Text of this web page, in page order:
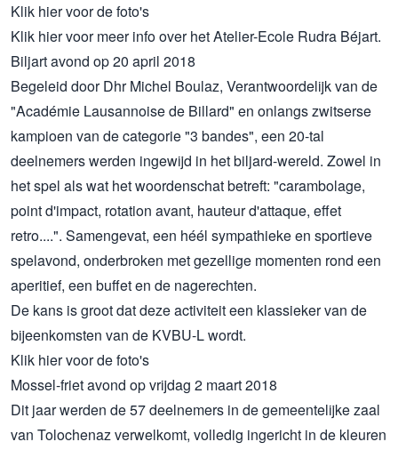
Klik hiervoor de foto's
Klik hiervoor meer info over het Atelier-Ecole Rudra Béjart.
Biljart avond op 20 april 2018
Begeleid door Dhr Michel Boulaz, Verantwoordelijk van de
"Académie Lausannoise de Billard" en onlangs zwitserse
kampioen van de categorie "3 bandes", een 20-tal
deelnemers werden ingewijd in het biljard-wereld. Zowel in
het spel als wat het woordenschat betreft: "carambolage,
point d'impact, rotation avant, hauteur d'attaque, effet
retro....". Samengevat, een héél sympathieke en sportieve
spelavond, onderbroken met gezellige momenten rond een
aperitief, een buffet en de nagerechten.
De kans is groot dat deze activiteit een klassieker van de
bijeenkomsten van de KVBU-L wordt.
Klik hiervoor de foto's
Mossel-friet avond op vrijdag 2 maart 2018
Dit jaar werden de 57 deelnemers in de gemeentelijke zaal
van Tolochenaz verwelkomt, volledig ingericht in de kleuren